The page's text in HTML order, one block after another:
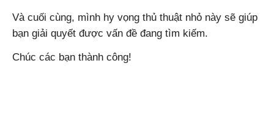
Và cuối cùng, mình hy vọng thủ thuật nhỏ này sẽ giúp
bạn giải quyết được vấn đề đang tìm kiếm.
Chúc các bạn thành công!